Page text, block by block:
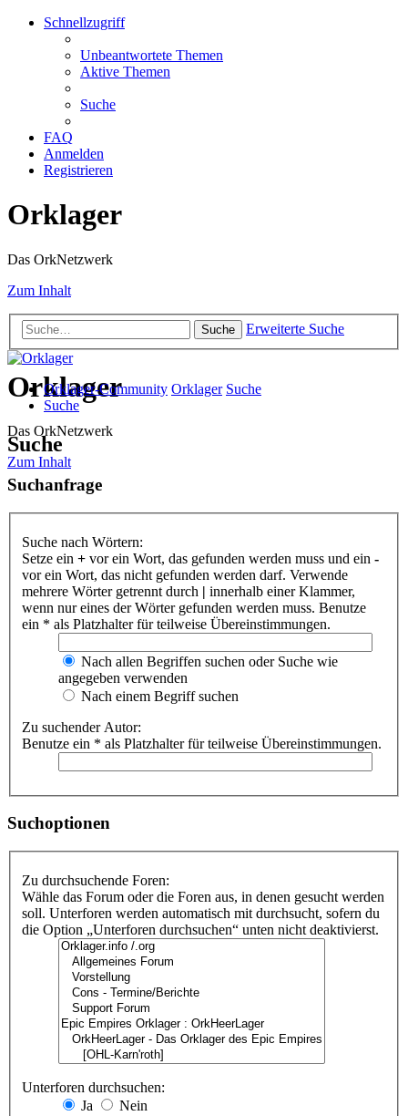
Schnellzugriff
Unbeantwortete Themen
Aktive Themen
Suche
FAQ
Anmelden
Registrieren
Orklager
Das OrkNetzwerk
Zum Inhalt
Suche Erweiterte Suche
Orklager
Das OrkNetzwerk
Zum Inhalt
Orklager-Community Orklager Suche
Suche
Suche
Suchanfrage
Suche nach Wörtern:
Setze ein + vor ein Wort, das gefunden werden muss und ein -
vor ein Wort, das nicht gefunden werden darf. Verwende
mehrere Wörter getrennt durch | innerhalb einer Klammer,
wenn nur eines der Wörter gefunden werden muss. Benutze
ein * als Platzhalter für teilweise Übereinstimmungen.
Nach allen Begriffen suchen oder Suche wie
angegeben verwenden
Nach einem Begriff suchen
Zu suchender Autor:
Benutze ein * als Platzhalter für teilweise Übereinstimmungen.
Suchoptionen
Zu durchsuchende Foren:
Wähle das Forum oder die Foren aus, in denen gesucht werden
soll. Unterforen werden automatisch mit durchsucht, sofern du
die Option „Unterforen durchsuchen“ unten nicht deaktivierst.
Unterforen durchsuchen:
Ja
Nein